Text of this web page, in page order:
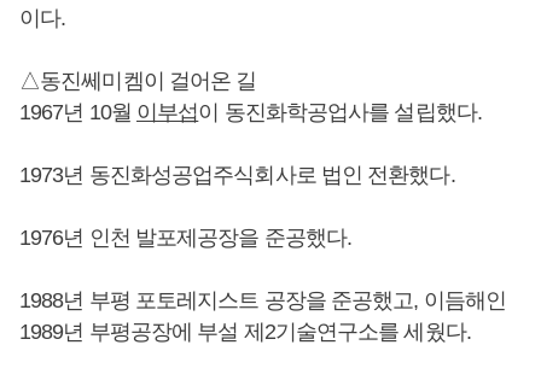
이다.
△동진쎄미켐이 걸어온 길
1967년 10월 이부섭이 동진화학공업사를 설립했다.
1973년 동진화성공업주식회사로 법인 전환했다.
1976년 인천 발포제공장을 준공했다.
1988년 부평 포토레지스트 공장을 준공했고, 이듬해인
1989년 부평공장에 부설 제2기술연구소를 세웠다.